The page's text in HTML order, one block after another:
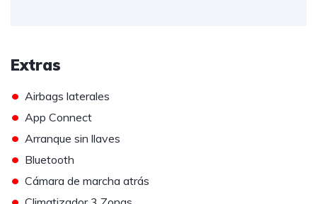
Extras
• Airbags laterales
• App Connect
• Arranque sin llaves
• Bluetooth
• Cámara de marcha atrás